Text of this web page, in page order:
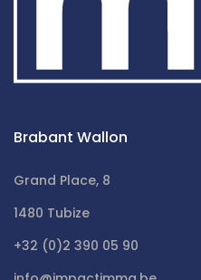
Brabant Wallon
Grand Place, 8
1480 Tubize
+32 (0)2 390 05 90